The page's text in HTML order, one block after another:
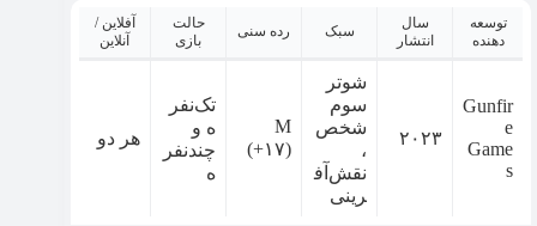
توسعه
دهنده
سال
انتشار
سبک رده سنی
حالت
بازی
آفلاین /
آنلاین
Gunfir
e
Game
s
۲۰۲۳
شوتر
سوم
شخص
،
نقش‌آف
رینی
M
(+۱۷)
تک‌نفر
ه و
چندنفر
ه
هر دو